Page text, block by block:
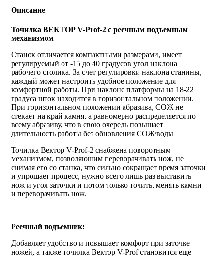
Описание
Точилка ВЕКТОР V-Prof-2 с реечным подъемным
механизмом
Станок отличается компактными размерами, имеет
регулируемый от -15 до 40 градусов угол наклона
рабочего столика. За счет регулировки наклона станины,
каждый может настроить удобное положение для
комфортной работы. При наклоне платформы на 18-22
градуса шток находится в горизонтальном положении.
При горизонтальном положении абразива, СОЖ не
стекает на край камня, а равномерно распределяется по
всему абразиву, что в свою очередь повышает
длительность работы без обновления СОЖ/воды
Точилка Вектор V-Prof-2 снабжена поворотным
механизмом, позволяющим переворачивать нож, не
снимая его со станка, что сильно сокращает время заточки
и упрощает процесс, нужно всего лишь раз выставить
нож и угол заточки и потом только точить, менять камни
и переворачивать нож.
Реечный подъемник:
Добавляет удобство и повышает комфорт при заточке
ножей, а также точилка Вектор V-Prof становится еще